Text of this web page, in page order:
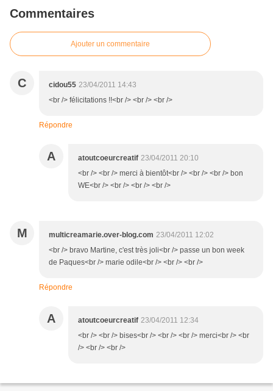
Commentaires
Ajouter un commentaire
C cidou55 23/04/2011 14:43
<br /> félicitations !!<br /> <br /> <br />
Répondre
A atoutcoeurcreatif 23/04/2011 20:10
<br /> <br /> merci à bientôt<br /> <br /> <br /> bon
WE<br /> <br /> <br /> <br />
M multicreamarie.over-blog.com 23/04/2011 12:02
<br /> bravo Martine, c'est très joli<br /> passe un bon week
de Paques<br /> marie odile<br /> <br /> <br />
Répondre
A atoutcoeurcreatif 23/04/2011 12:34
<br /> <br /> bises<br /> <br /> <br /> merci<br /> <br
/> <br /> <br />